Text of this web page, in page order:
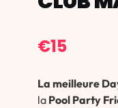
€15
La meilleure
la Pool Party